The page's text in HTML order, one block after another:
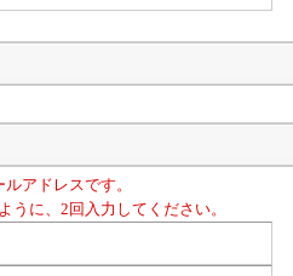
ルアドレスです。
うに、2回入力してください。